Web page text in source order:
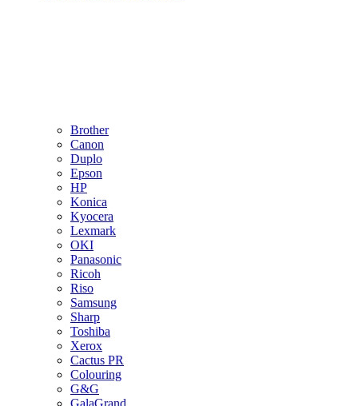
Brother
Canon
Duplo
Epson
HP
Konica
Kyocera
Lexmark
OKI
Panasonic
Ricoh
Riso
Samsung
Sharp
Toshiba
Xerox
Cactus PR
Colouring
G&G
GalaGrand